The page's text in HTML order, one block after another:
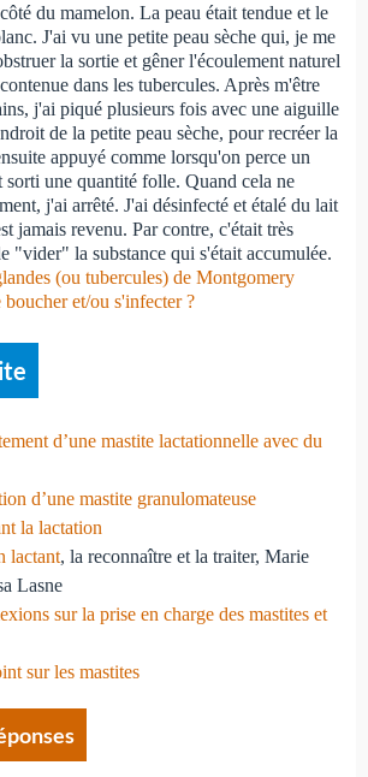
du mamelon. La peau était tendue et le
J'ai vu une petite peau sèche qui, je me
la sortie et gêner l'écoulement naturel
dans les tubercules. Après m'être
j'ai piqué plusieurs fois avec une aiguille
de la petite peau sèche, pour recréer la
appuyé comme lorsqu'on perce un
sorti une quantité folle. Quand cela ne
j'ai arrêté. J'ai désinfecté et étalé du lait
jamais revenu. Par contre, c'était très
"vider" la substance qui s'était accumulée.
(ou tubercules) de Montgomery
boucher et/ou s'infecter ?
d’une mastite lactationnelle avec du
d’une mastite granulomateuse
la lactation
lactant, la reconnaître et la traiter, Marie
Lasne
sur la prise en charge des mastites et
sur les mastites